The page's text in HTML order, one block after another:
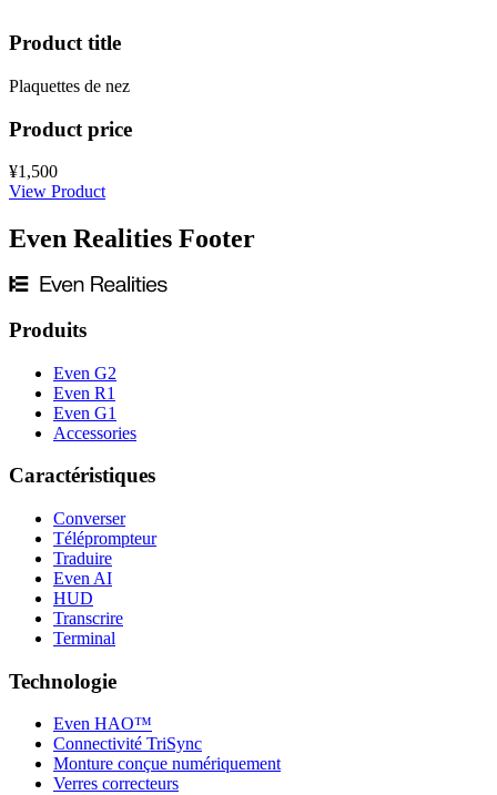
Product title
Plaquettes de nez
Product price
¥1,500
View Product
Even Realities Footer
Produits
Even G2
Even R1
Even G1
Accessories
Caractéristiques
Converser
Téléprompteur
Traduire
Even AI
HUD
Transcrire
Terminal
Technologie
Even HAO™
Connectivité TriSync
Monture conçue numériquement
Verres correcteurs